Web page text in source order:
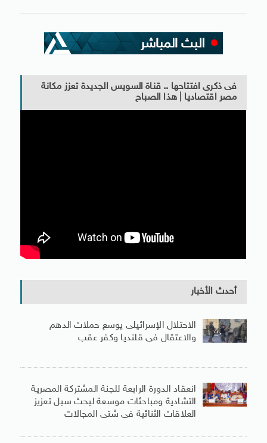
فى ذكرى افتتاحها .. قناة السويس الجديدة تعزز مكانة
مصر اقتصاديا | هذا الصباح
أحدث الأخبار
الاحتلال الإسرائيلى يوسع حملات الدهم
والاعتقال فى قلنديا وكفر عقب
انعقاد الدورة الرابعة للجنة المشتركة المصرية
التشادية ومباحثات موسعة لبحث سبل تعزيز
العلاقات الثنائية فى شتى المجالات